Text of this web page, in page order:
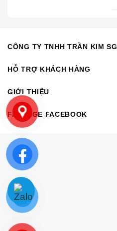
CÔNG TY TNHH TRẦN KIM SG
HỖ TRỢ KHÁCH HÀNG
GIỚI THIỆU
FANPAGE FACEBOOK